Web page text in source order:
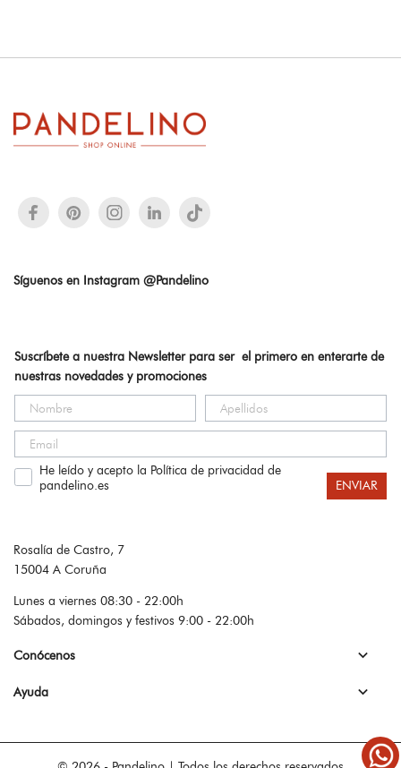
Síguenos en Instagram @Pandelino
Suscríbete a nuestra Newsletter para ser el primero en enterarte de
nuestras novedades y promociones
He leído y acepto la Política de privacidad de
pandelino.es
ENVIAR
Rosalía de Castro, 7
15004 A Coruña
Lunes a viernes 08:30 - 22:00h
Sábados, domingos y festivos 9:00 - 22:00h
Conócenos 
Ayuda 